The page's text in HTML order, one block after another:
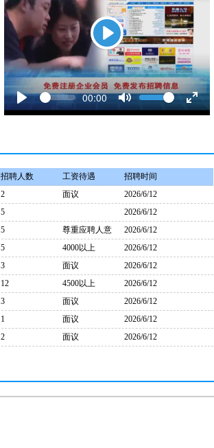
Play
Play
Seek Current
time
00:00
Toggle
Volume
Toggle
招聘人数 工资待遇
招聘时间
2 面议
2026/6/12
5
2026/6/12
5
尊重应聘人意
向
2026/6/12
5 4000以上
2026/6/12
3 面议
2026/6/12
12 4500以上
2026/6/12
3 面议
2026/6/12
1 面议
2026/6/12
2 面议 2026/6/12